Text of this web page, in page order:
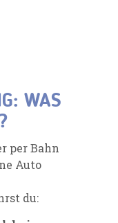
WAS
per Bahn
Auto
du: